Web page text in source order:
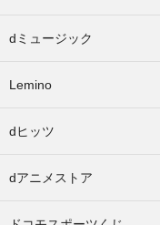
dミュージック
Lemino
dヒッツ
dアニメストア